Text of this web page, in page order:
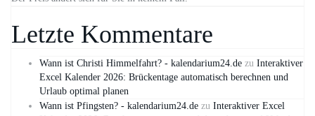
Letzte Kommentare
Wann ist Christi Himmelfahrt? - kalendarium24.de zu Interaktiver
Excel Kalender 2026: Brückentage automatisch berechnen und
Urlaub optimal planen
Wann ist Pfingsten? - kalendarium24.de zu Interaktiver Excel